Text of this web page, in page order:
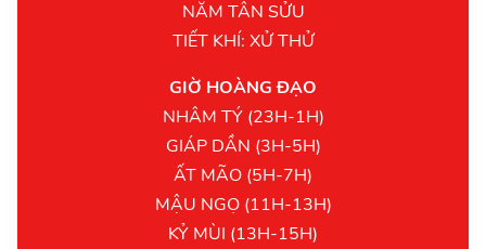
NĂM TÂN SỬU
TIẾT KHÍ: XỬ THỬ
GIỜ HOÀNG ĐẠO
NHÂM TÝ (23H-1H)
GIÁP DẦN (3H-5H)
ẤT MÃO (5H-7H)
MẬU NGỌ (11H-13H)
KỶ MÙI (13H-15H)